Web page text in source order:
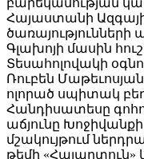
Հայաստանի
ծառայությունների
Գլախոյի մասին
Տեսահոլովակի
Ռուբեն
ոլորած սպիտակ
Հանդիսատեսը
աճյունը
մշակույթում
թեմի «Հայարտուն»